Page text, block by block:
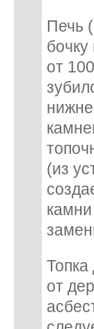
Печь
от
(из
от